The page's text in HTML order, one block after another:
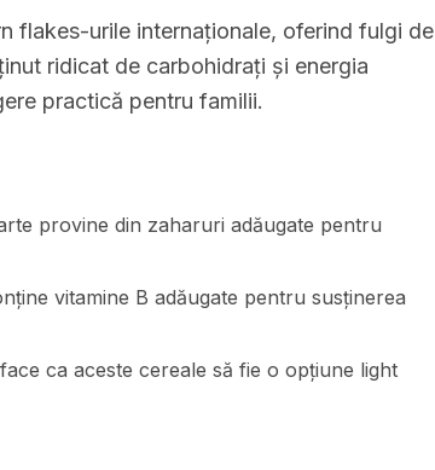
flakes-urile internaționale, oferind fulgi de
ridicat de carbohidrați și energia
practică pentru familii.
provine din zaharuri adăugate pentru
vitamine B adăugate pentru susținerea
ca aceste cereale să fie o opțiune light